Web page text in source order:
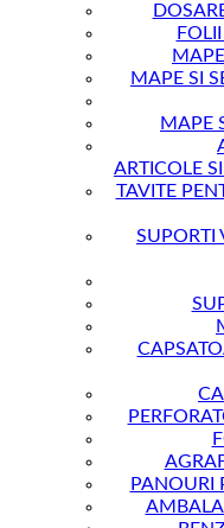
MAPE SI
MAPE
ARTICOLE
TAVITE
SUPORTI
PANOURI